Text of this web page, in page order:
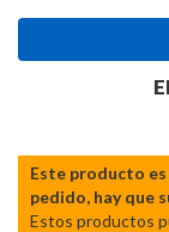
Este producto
pedido, hay que
Estos productos